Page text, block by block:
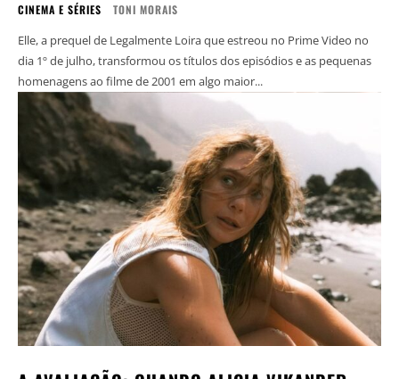
CINEMA E SÉRIES TONI MORAIS
Elle, a prequel de Legalmente Loira que estreou no Prime Video no
dia 1º de julho, transformou os títulos dos episódios e as pequenas
homenagens ao filme de 2001 em algo maior...